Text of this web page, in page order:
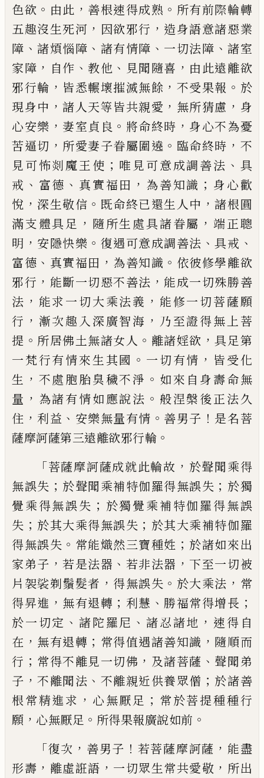
色欲 。 由此 ， 善根速得成熟 。 所有前際輪轉
五趣沒生死河 ， 因欲邪行 ， 造身語意諸惡業
障 、諸煩惱障 、 諸有情障 、 一切法障 、諸室
家障 ， 自作 、教他 、 見聞隨喜 ， 由此遠離欲
邪行輪 ， 皆悉輾壞摧滅無餘 ， 不受果報 。 於
現身中 ，諸人天等皆共親愛 ， 無所猜慮 ， 身
心安樂 ， 妻室貞良 。 將命終時 ， 身心不為憂
苦逼切 ， 所愛妻子眷屬圍遶 。 臨命終時 ， 不
見可怖剡魔王使 ； 唯見可意成調善法 、 具
戒 、 富德 、 真實福田 ， 為善知識 ； 身心歡
悅 ， 深生敬信 。 既命終已還生人中 ，諸根圓
滿支體具足 ， 隨所生處具諸眷屬 ， 端正聰
明 ， 安隱快樂 。 復遇可意成調善法 、具戒 、
富德 、 真實福田 ， 為善知識 。 依彼修學離欲
邪行 ， 能斷一切惡不善法 ， 能成一切殊勝善
法 ， 能求一切大乘法義 ， 能修一切菩薩願
行 ， 漸次趣入深廣智海 ， 乃至證得無 上菩
提 。 所居佛土無諸女人 。 離諸婬欲 ，具足第
一梵行有情來生其國 。 一切有情 ， 皆受化
生 ， 不處胞胎臭穢不淨 。 如來自身壽命無
量 ， 為諸有情如應說法 。 般涅槃後正法久
住 ，利益 、 安樂無量有情 。 善男子 ！ 是名菩
薩摩訶薩第三遠離欲邪行輪 。
「菩薩摩訶薩成就此輪故 ， 於聲聞乘得
無誤失 ； 於聲聞乘補特伽羅得無誤失 ； 於獨
覺乘得無誤失 ； 於獨覺乘補特伽羅得無誤
失 ； 於其大乘得無誤失 ； 於其大乘補特伽羅
得無誤失 。 常能熾然三寶種姓 ； 於諸如來出
家弟子 ，若是法器 、 若非法器 ， 下至一切被
片袈裟剃鬚髮者 ， 得無誤失 。 於大乘法 ， 常
得昇進 ， 無有退轉 ； 利慧 、 勝福常得增長 ；
於一切定 、 諸陀羅尼 、 諸忍諸地 ， 速得自
在 ， 無有退轉 ； 常得值遇諸善知識 ， 隨順而
行 ； 常得不離見一切佛 ， 及諸菩薩 、 聲聞弟
子 ，不離聞法 、 不離親近供養眾僧 ； 於諸善
根常精進求 ， 心無厭足 ； 常於菩提種種行
願 ， 心無厭足 。 所得果報廣說如前 。
「復次 ， 善男子 ！ 若菩薩摩訶薩 ， 能盡
形壽 ， 離虛誑語 ， 一切眾生常共愛敬 ， 所出